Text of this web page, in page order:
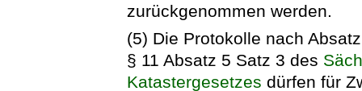
zurückgenommen werden.
(5) Die Protokolle nach
§ 11 Absatz 5 Satz 3 des
Katastergesetzes dürfen für